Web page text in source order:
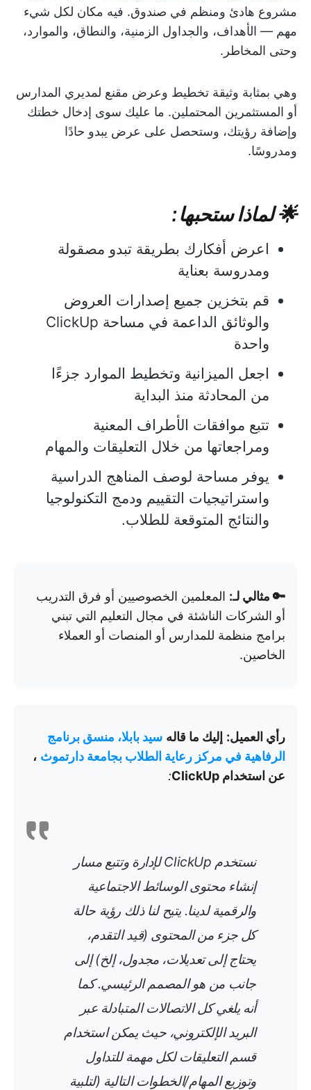
مشروع هادئ ومنظم في صندوق. فيه مكان لكل شيء
مهم — الأهداف، والجداول الزمنية، والنطاق، والموارد،
وحتى المخاطر.
وهي بمثابة وثيقة تخطيط وعرض مقنع لمديري المدارس
أو المستثمرين المحتملين. ما عليك سوى إدخال خطتك
وإضافة رؤيتك، وستحصل على عرض يبدو حادًا
ومدروسًا.
🌟 لماذا ستحبها:
اعرض أفكارك بطريقة تبدو مصقولة
ومدروسة بعناية
قم بتخزين جميع إصدارات العروض
والوثائق الداعمة في مساحة ClickUp
واحدة
اجعل الميزانية وتخطيط الموارد جزءًا
من المحادثة منذ البداية
تتبع موافقات الأطراف المعنية
ومراجعاتها من خلال التعليقات والمهام
يوفر مساحة لوصف المناهج الدراسية
واستراتيجيات التقييم ودمج التكنولوجيا
والنتائج المتوقعة للطلاب.
🔑 مثالي لـ: المعلمين الخصوصيين أو فرق التدريب
أو الشركات الناشئة في مجال التعليم التي تبني
برامج منظمة للمدارس أو المنصات أو العملاء
الخاصين.
رأي العميل: إليك ما قاله سيد بابلا، منسق برنامج
الرفاهية في مركز رعاية الطلاب بجامعة دارتموث ،
عن استخدام ClickUp
:
نستخدم ClickUp لإدارة وتتبع مسار
إنشاء محتوى الوسائط الاجتماعية
والرقمية لدينا. يتيح لنا ذلك رؤية حالة
كل جزء من المحتوى (قيد التقدم،
يحتاج إلى تعديلات، مجدول، إلخ) إلى
جانب من هو المصمم الرئيسي. كما
أنه يلغي كل الاتصالات المتبادلة عبر
البريد الإلكتروني، حيث يمكن استخدام
قسم التعليقات لكل مهمة للتداول
وتوزيع المهام/الخطوات التالية (لتلبية